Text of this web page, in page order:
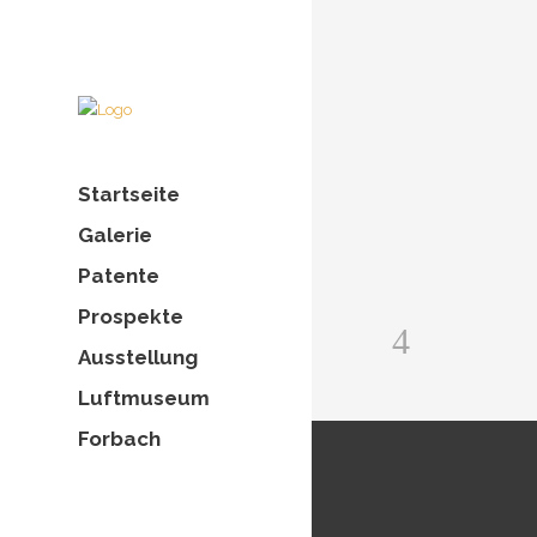
Startseite
Galerie
Patente
Prospekte
Ausstellung
Luftmuseum
Forbach